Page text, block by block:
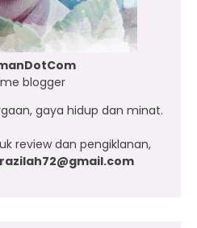
blogger
gaya hidup dan minat.
review dan pengiklanan,